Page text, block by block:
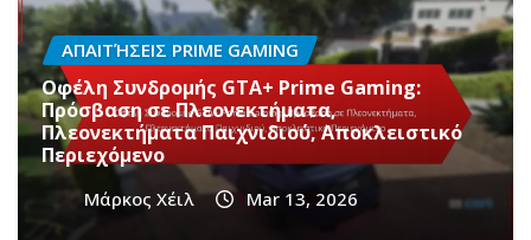
ΑΠΑΙΤΉΣΕΙΣ PRIME GAMING
Οφέλη Συνδρομής GTA+ Prime Gaming:
Πρόσβαση σε Πλεονεκτήματα,
Πλεονεκτήματα Παιχνιδιού, Αποκλειστικό
Περιεχόμενο
Μάρκος Χέιλ Mar 13, 2026